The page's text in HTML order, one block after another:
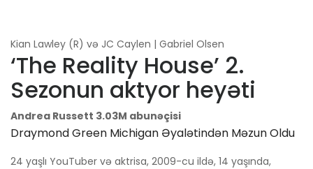
Kian Lawley (R) və JC Caylen | Gabriel Olsen
‘The Reality House’ 2.
Sezonun aktyor heyəti
Andrea Russett 3.03M abunəçisi
Draymond Green Michigan Əyalətindən Məzun Oldu
24 yaşlı YouTuber və aktrisa, 2009-cu ildə, 14 yaşında,